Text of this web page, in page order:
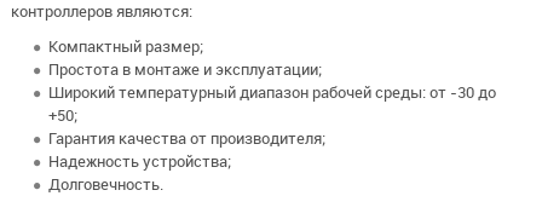
контроллеров являются:
Компактный размер;
Простота в монтаже и эксплуатации;
Широкий температурный диапазон рабочей среды: от -30 до
+50;
Гарантия качества от производителя;
Надежность устройства;
Долговечность.